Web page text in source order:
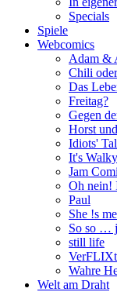
Specials
Spiele
Webcomics
Adam &
Chili
Das
Freitag?
Gegen
Horst
Idiots'
It's
Jam
Oh nein!
Paul
She !s
So so …
still life
Wahre
Welt am Draht